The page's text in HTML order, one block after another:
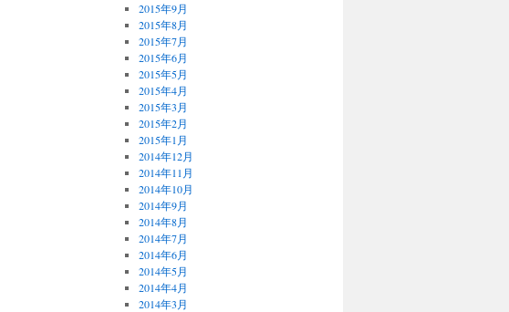
2015年9月
2015年8月
2015年7月
2015年6月
2015年5月
2015年4月
2015年3月
2015年2月
2015年1月
2014年12月
2014年11月
2014年10月
2014年9月
2014年8月
2014年7月
2014年6月
2014年5月
2014年4月
2014年3月